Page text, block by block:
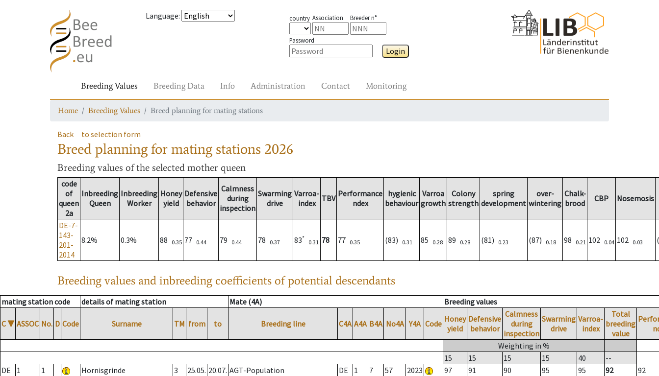
Language: country Association Breeder n°
Password
Login
Breeding Values Breeding Data Info Administration Contact Monitoring
Home Breeding Values Breed planning for mating stations
Back to selection form
Breed planning for mating stations 2026
Breeding values of the selected mother queen
code
of
queen
2a
Inbreeding
Queen
Inbreeding
Worker
Honey
yield
Defensive
behavior
Calmness
during
inspection
Swarming
drive
Varroa-
index
TBV Performance
ndex
hygienic
behaviour
Varroa
growth
Colony
strength
spring
development
over-
wintering
Chalk-
brood
CBP Nosemosis
DE-7-
143-
201-
2014
8.2% 0.3% 88 0.35 77 0.44 79 0.44 78 0.37 83*
0.31 78 77 0.35 (83) 0.31 85 0.28 89 0.28 (81) 0.23 (87) 0.18 98 0.21 102 0.04 102 0.03
Breeding values and inbreeding coefficients of potential descendants
mating station code details of mating station Mate (4A) Breeding values
C ▼ ASSOC No. D Code Surname TM from to Breeding line C4A A4A B4A No4A Y4A Code Honey
yield
Defensive
behavior
Calmness
during
inspection
Swarming
drive
Varroa-
index
Total
breeding
value
Weighting in %
15
15 15 15 40
--
DE
1 1 Hornisgrinde 3 25.05. 20.07. AGT-Population DE 1 7 57 2023 97 91 90 95 95 92
92